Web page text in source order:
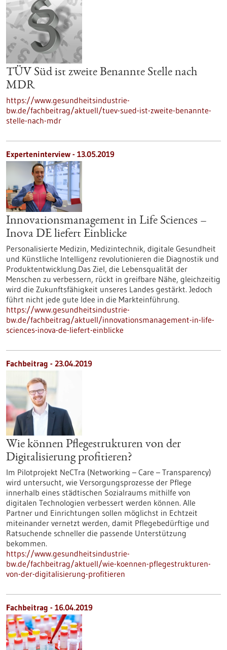
TÜV Süd ist zweite Benannte Stelle nach
MDR
https://www.gesundheitsindustrie-
bw.de/fachbeitrag/aktuell/tuev-sued-ist-zweite-benannte-
stelle-nach-mdr
Experteninterview - 13.05.2019
Innovationsmanagement in Life Sciences –
Inova DE liefert Einblicke
Personalisierte Medizin, Medizintechnik, digitale Gesundheit
und Künstliche Intelligenz revolutionieren die Diagnostik und
Produktentwicklung.Das Ziel, die Lebensqualität der
Menschen zu verbessern, rückt in greifbare Nähe, gleichzeitig
wird die Zukunftsfähigkeit unseres Landes gestärkt. Jedoch
führt nicht jede gute Idee in die Markteinführung.
https://www.gesundheitsindustrie-
bw.de/fachbeitrag/aktuell/innovationsmanagement-in-life-
sciences-inova-de-liefert-einblicke
Fachbeitrag - 23.04.2019
Wie können Pflegestrukturen von der
Digitalisierung profitieren?
Im Pilotprojekt NeCTra (Networking – Care – Transparency)
wird untersucht, wie Versorgungsprozesse der Pflege
innerhalb eines städtischen Sozialraums mithilfe von
digitalen Technologien verbessert werden können. Alle
Partner und Einrichtungen sollen möglichst in Echtzeit
miteinander vernetzt werden, damit Pflegebedürftige und
Ratsuchende schneller die passende Unterstützung
bekommen.
https://www.gesundheitsindustrie-
bw.de/fachbeitrag/aktuell/wie-koennen-pflegestrukturen-
von-der-digitalisierung-profitieren
Fachbeitrag - 16.04.2019